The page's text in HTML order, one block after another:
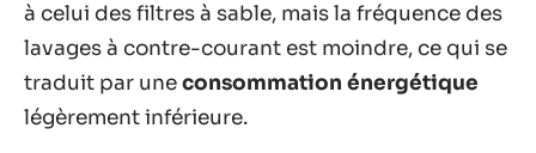
à celui des filtres à sable, mais la fréquence des
lavages à contre-courant est moindre, ce qui se
traduit par uneconsommation énergétique
légèrement inférieure.